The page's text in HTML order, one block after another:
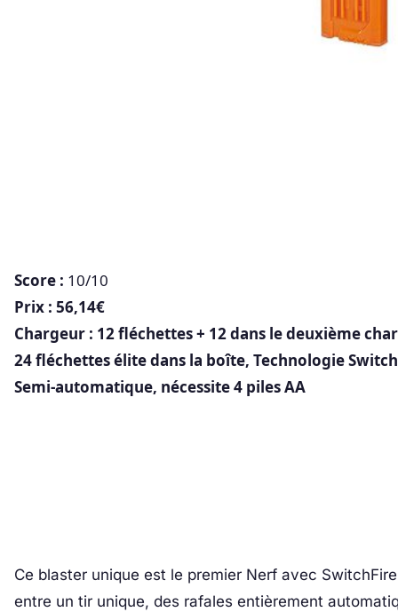
Score : 10/10
Prix : 56,14€
Chargeur : 12 fléchettes + 12 dans le deuxième
24 fléchettes élite dans la boîte, Technologie
Semi-automatique, nécessite 4 piles AA
Ce blaster unique est le premier Nerf avec
entre un tir unique, des rafales entièrement